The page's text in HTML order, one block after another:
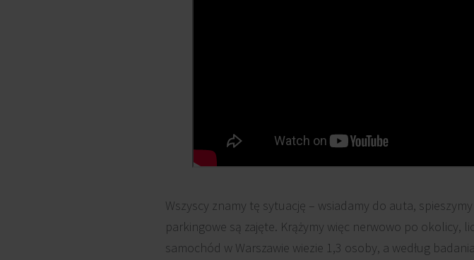
Wszyscy znamy tę sytuację – wsiadamy do auta,
parkingowe są zajęte. Krążymy więc nerwowo po okolicy,
samochód w Warszawie wiezie 1,3 osoby, a według